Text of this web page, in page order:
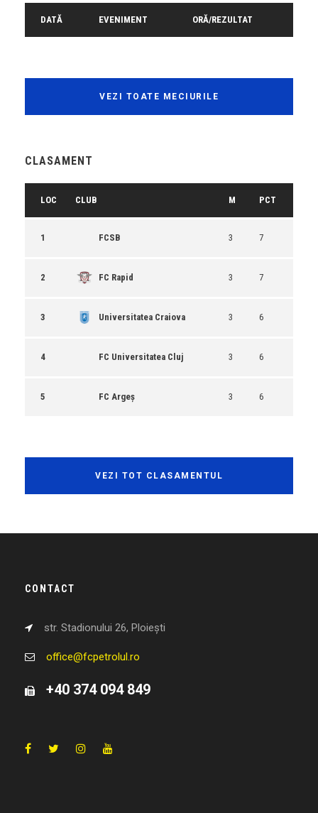
DATĂ EVENIMENT ORĂ/REZULTAT
VEZI TOATE MECIURILE
CLASAMENT
LOC CLUB M PCT
1 FCSB 3 7
2 FC Rapid 3 7
3 Universitatea Craiova 3 6
4 FC Universitatea Cluj 3 6
5 FC Argeș 3 6
VEZI TOT CLASAMENTUL
CONTACT
str. Stadionului 26, Ploiești
office@fcpetrolul.ro
+40 374 094 849